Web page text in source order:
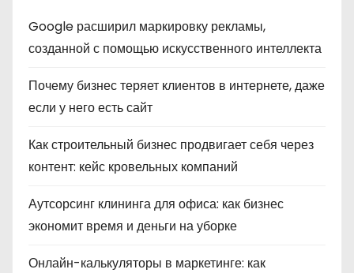
Google расширил маркировку рекламы,
созданной с помощью искусственного интеллекта
Почему бизнес теряет клиентов в интернете, даже
если у него есть сайт
Как строительный бизнес продвигает себя через
контент: кейс кровельных компаний
Аутсорсинг клининга для офиса: как бизнес
экономит время и деньги на уборке
Онлайн-калькуляторы в маркетинге: как